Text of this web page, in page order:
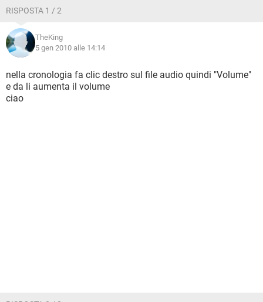
RISPOSTA 1 / 2
TheKing
5 gen 2010 alle 14:14
nella cronologia fa clic destro sul file audio quindi "Volume"
e da li aumenta il volume
ciao